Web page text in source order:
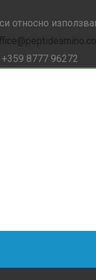
относно
8777 96272